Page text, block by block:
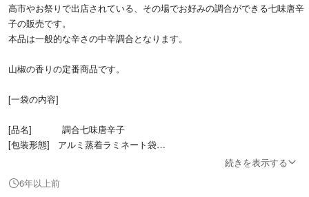
高市やお祭りで出店されている、その場でお好みの調合ができる七味唐辛
子の販売です。
本品は一般的な辛さの中辛調合となります。
山椒の香りの定番商品です。
[一袋の内容]
[品名] 調合七味唐辛子
[包装形態] アルミ蒸着ラミネート袋
山椒、麻の実、焙煎
続きを表示する
6年以上前